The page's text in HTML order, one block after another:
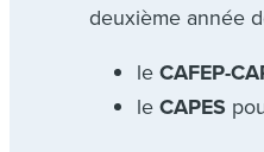
deuxième année
leCAFEP-
leCAPES